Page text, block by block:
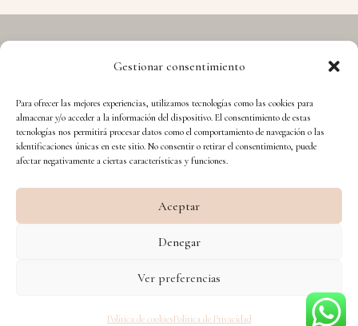
Gestionar consentimiento
Para ofrecer las mejores experiencias, utilizamos tecnologías como las cookies para
almacenar y/o acceder a la información del dispositivo. El consentimiento de estas
tecnologías nos permitirá procesar datos como el comportamiento de navegación o las
identificaciones únicas en este sitio. No consentir o retirar el consentimiento, puede
afectar negativamente a ciertas características y funciones.
Aceptar
Denegar
Ver preferencias
Política de cookiesPolítica de Privacidad
Financiado por la Unión Europea – NextGenerationEU